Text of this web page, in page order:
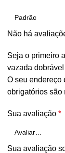
Não há
Seja o primeiro
vazada
O seu endereço
obrigatórios são
Sua avaliação *
Sua avaliação